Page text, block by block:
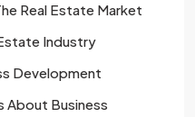
Real Estate Market
Industry
Development
About Business